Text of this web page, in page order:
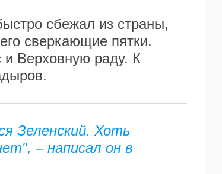
сбежал из страны,
сверкающие пятки.
Верховную раду. К
Зеленский. Хоть
– написал он в